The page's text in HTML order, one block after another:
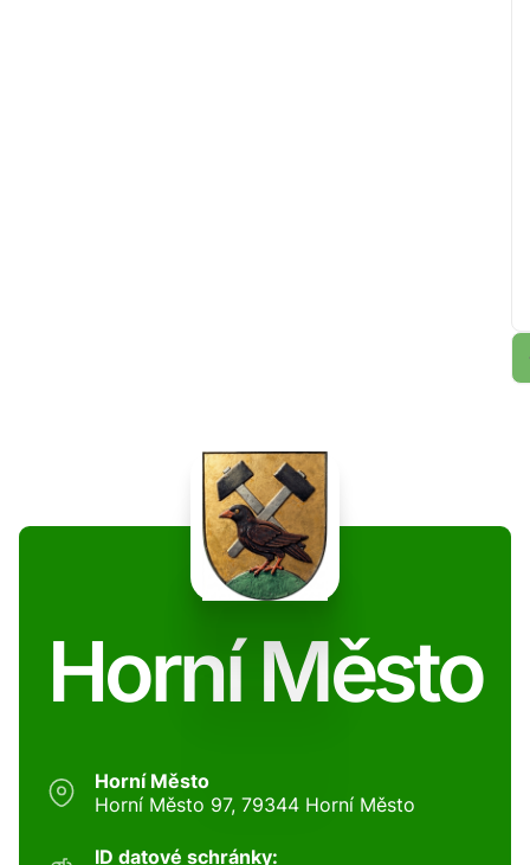
Horní Město
Horní Město
Horní Město 97, 79344 Horní Město
ID datové schránky: